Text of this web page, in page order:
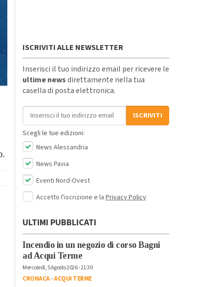
ISCRIVITI ALLE NEWSLETTER
Inserisci il tuo indirizzo email per ricevere le
ultime newsdirettamente nella tua
casella di posta elettronica.
Indirizzo email
ISCRIVITI
Scegli le tue edizioni:
News Alessandria
News Pavia
Eventi Nord-Ovest
Accetto l'iscrizione e la Privacy Policy
ULTIMI PUBBLICATI
Incendio in un negozio di corso Bagni
ad Acqui Terme
Mercoledì, 5 Agosto 2026 - 21:30
CRONACA-ACQUI TERME